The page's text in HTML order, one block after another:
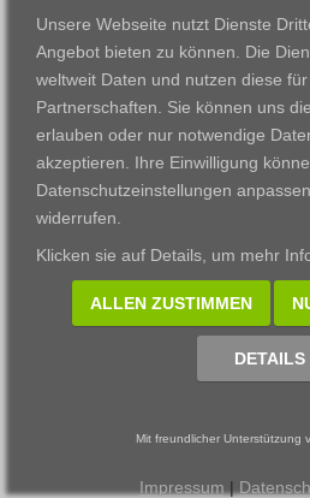
Kontakt
Download
Impressum
Datenschutzerklärung
Frankfurt am Main
Gießen
Kassel
Wiesbaden
© 2002 - 2026 Materna TMT
Unsere Webseite nutzt Dienste
Angebot bieten zu können. Die
weltweit Daten und nutzen diese
Partnerschaften. Sie können uns
erlauben oder nur notwendige
akzeptieren. Ihre Einwilligung
Datenschutzeinstellungen anpassen
widerrufen.
Klicken sie auf Details, um mehr
ALLEN ZUSTIMMEN
DETAILS
Mit freundlicher Unterstützung
Impressum |